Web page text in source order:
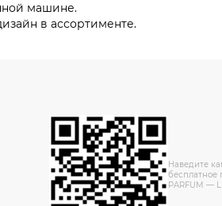
машине.
в ассортименте.
Наведите
PARFUM —